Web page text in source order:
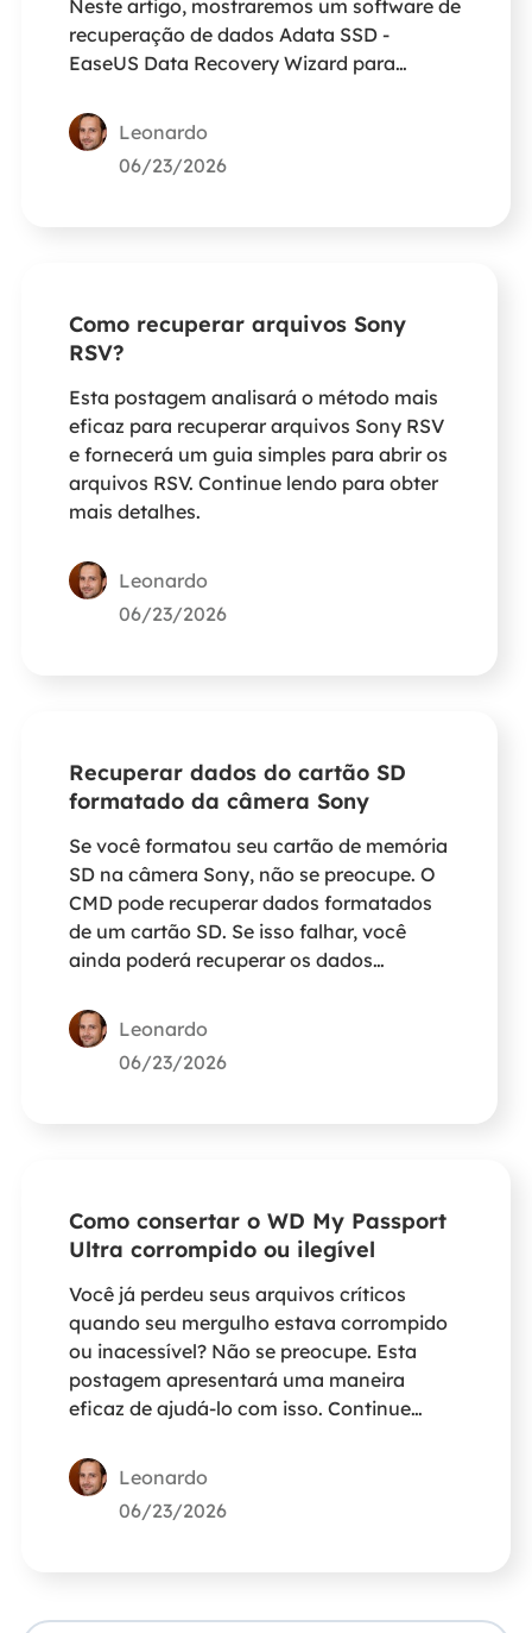
Neste artigo, mostraremos um software de
recuperação de dados Adata SSD -
EaseUS Data Recovery Wizard para
precisa se preocupar. A verificação rápida
e avançada irá ajudá-lo a verificar os
arquivos perdidos rapidamente.
Leonardo
06/23/2026
Como recuperar arquivos Sony
RSV?
Esta postagem analisará o método mais
eficaz para recuperar arquivos Sony RSV
e fornecerá um guia simples para abrir os
arquivos RSV. Continue lendo para obter
mais detalhes.
Leonardo
06/23/2026
Recuperar dados do cartão SD
formatado da câmera Sony
Se você formatou seu cartão de memória
SD na câmera Sony, não se preocupe. O
CMD pode recuperar dados formatados
de um cartão SD. Se isso falhar, você
ainda poderá recuperar os dados
usando um software de recuperação de
dados formatados.
Leonardo
06/23/2026
Como consertar o WD My Passport
Ultra corrompido ou ilegível
Você já perdeu seus arquivos críticos
quando seu mergulho estava corrompido
ou inacessível? Não se preocupe. Esta
postagem apresentará uma maneira
eficaz de ajudá-lo com isso. Continue
Leonardo
06/23/2026